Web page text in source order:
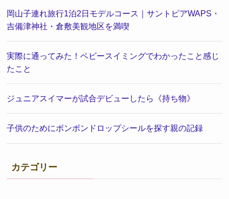
岡山子連れ旅行1泊2日モデルコース｜サントピアWAPS・
吉備津神社・倉敷美観地区を満喫
実際に通ってみた！ベビースイミングでわかったこと感じ
たこと
ジュニアスイマーが試合デビューしたら《持ち物》
子供のためにボンボンドロップシールを探す親の記録
カテゴリー